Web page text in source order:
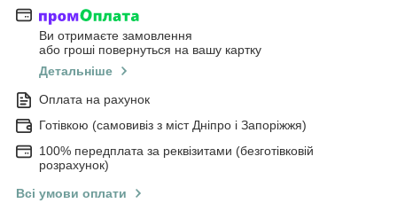
Ви отримаєте замовлення
або гроші повернуться на вашу картку
Детальніше
Оплата на рахунок
Готівкою (самовивіз з міст Дніпро і Запоріжжя)
100% передплата за реквізитами (безготівковій
розрахунок)
Всі умови оплати